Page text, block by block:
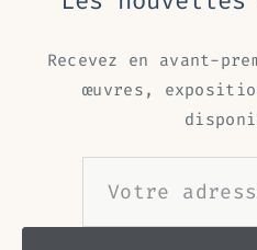
Recevez en avant-
œuvres,